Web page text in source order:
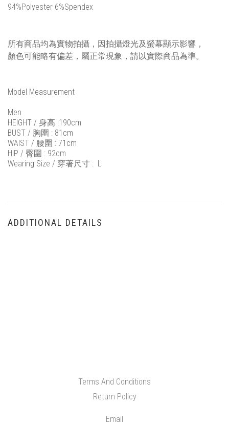
94%Polyester 6%Spendex
所有商品均為實物拍攝，因拍攝燈光及螢幕顯示影響，
顏色可能略有偏差，屬正常現象，請以實際商品為準。
Model Measurement
Men
HEIGHT / 身高 :190cm
BUST / 胸圍 : 81cm
WAIST / 腰圍 : 71cm
HIP / 臀圍 : 92cm
Wearing Size / 穿著尺寸 : L
ADDITIONAL DETAILS
Terms And Conditions
Return Policy
Email